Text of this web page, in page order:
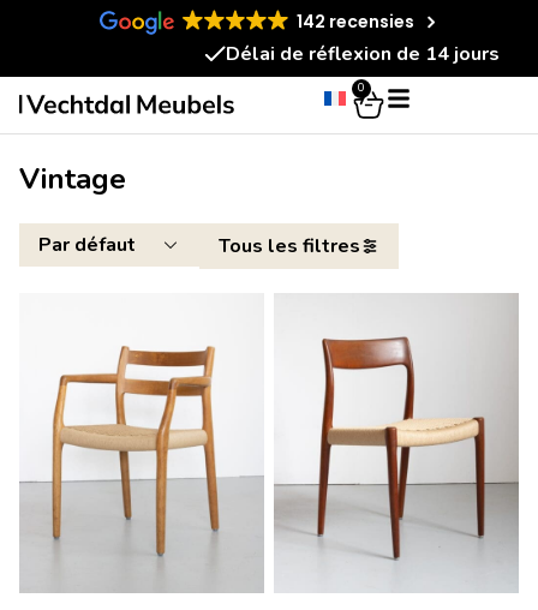
142 recensies
Délai de réflexion de 14 jours
0
Vintage
Tous les filtres